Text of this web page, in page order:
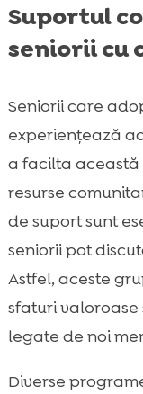
Suportul
seniorii cu
Seniorii care
experiențează
a facilta această
resurse
de suport sunt
seniorii pot
Astfel, aceste
sfaturi
legate de noi
Diverse